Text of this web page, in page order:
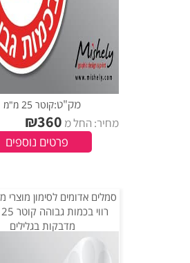
מק"ט:קוטר 25 מ"מ
מחיר: החל מ ₪360
פרטים נוספים
סמלים אדומים לסימון מוצרי
מדבקות בגלילים